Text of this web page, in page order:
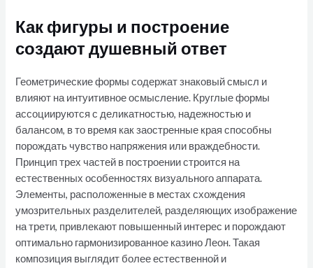
Как фигуры и построение
создают душевный ответ
Геометрические формы содержат знаковый смысл и
влияют на интуитивное осмысление. Круглые формы
ассоциируются с деликатностью, надежностью и
балансом, в то время как заостренные края способны
порождать чувство напряжения или враждебности.
Принцип трех частей в построении строится на
естественных особенностях визуального аппарата.
Элементы, расположенные в местах схождения
умозрительных разделителей, разделяющих изображение
на трети, привлекают повышенный интерес и порождают
оптимально гармонизированное казино Леон. Такая
композиция выглядит более естественной и